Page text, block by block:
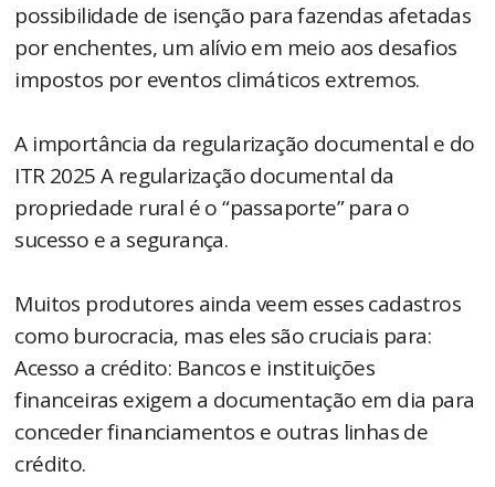
possibilidade de isenção para fazendas afetadas
por enchentes, um alívio em meio aos desafios
impostos por eventos climáticos extremos.
A importância da regularização documental e do
ITR 2025 A regularização documental da
propriedade rural é o “passaporte” para o
sucesso e a segurança.
Muitos produtores ainda veem esses cadastros
como burocracia, mas eles são cruciais para:
Acesso a crédito: Bancos e instituições
financeiras exigem a documentação em dia para
conceder financiamentos e outras linhas de
crédito.